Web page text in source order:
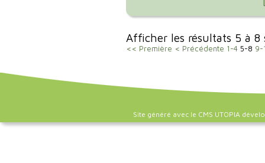
Afficher les résultats 5 à
<< Première < Précédente 1-4 5-8 9-
Site généré avec le CMS UTOPIA